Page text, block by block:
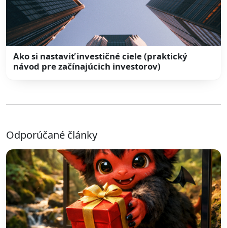
Ako si nastaviť investičné ciele (praktický
návod pre začínajúcich investorov)
Odporúčané články